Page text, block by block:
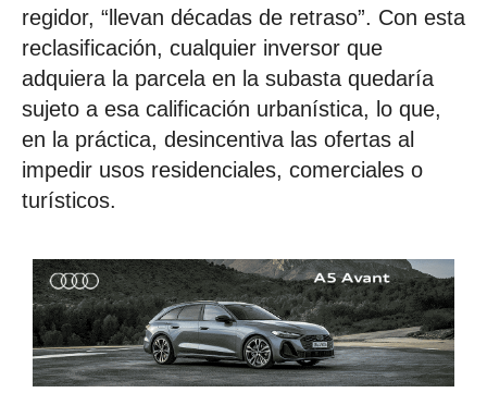
regidor, “llevan décadas de retraso”. Con esta
reclasificación, cualquier inversor que
adquiera la parcela en la subasta quedaría
sujeto a esa calificación urbanística, lo que,
en la práctica, desincentiva las ofertas al
impedir usos residenciales, comerciales o
turísticos.